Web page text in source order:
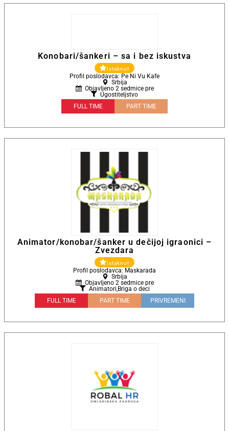
Konobari/šankeri – sa i bez iskustva
Istaknut
Profil poslodavca: Pe Ni Vu Kafe
Srbija
Objavljeno 2 sedmice pre
Ugostiteljstvo
FULL TIME
PART TIME
Animator/konobar/šanker u dečijoj igraonici –
Zvezdara
Istaknut
Profil poslodavca: Maskarada
Srbija
Objavljeno 2 sedmice pre
Animatori,Briga o deci
FULL TIME
PART TIME PRIVREMENI